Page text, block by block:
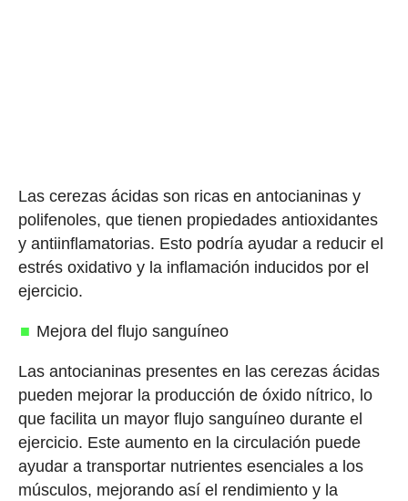
Las cerezas ácidas son ricas en antocianinas y
polifenoles, que tienen propiedades antioxidantes
y antiinflamatorias. Esto podría ayudar a reducir el
estrés oxidativo y la inflamación inducidos por el
ejercicio.
Mejora del flujo sanguíneo
Las antocianinas presentes en las cerezas ácidas
pueden mejorar la producción de óxido nítrico, lo
que facilita un mayor flujo sanguíneo durante el
ejercicio. Este aumento en la circulación puede
ayudar a transportar nutrientes esenciales a los
músculos, mejorando así el rendimiento y la